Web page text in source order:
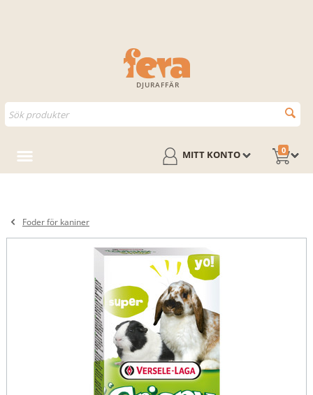
DJURAFFÄR
0
MITT KONTO
Foder för kaniner